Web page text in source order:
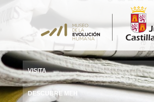
VISITA
DESCUBRE MEH